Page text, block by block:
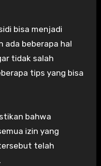
bisa menjadi
ada beberapa hal
tidak salah
tips yang bisa
bahwa
izin yang
telah